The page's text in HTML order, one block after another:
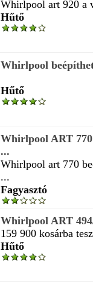
Whirlpool art 920 a
Hűtő
Whirlpool
Hűtő
Whirlpool ART
...
Whirlpool art 770
...
Fagyasztó
Whirlpool ART
159 900 kosárba
Hűtő